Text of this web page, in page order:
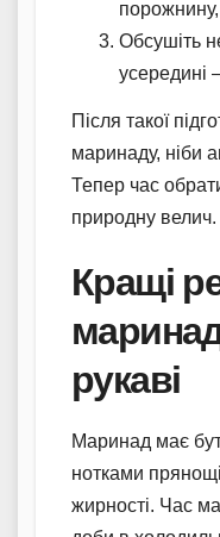
порожнину,
Обсушіть
усередині
Після такої
маринаду, ніби
Тепер час
природну велич.
Кращі
рукаві
Маринад має
нотками
жирності. Час